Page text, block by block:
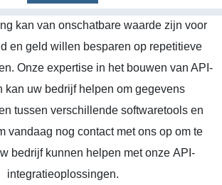
kan van onschatbare waarde zijn voor
en geld willen besparen op repetitieve
Onze expertise in het bouwen van API-
kan uw bedrijf helpen om gegevens
tussen verschillende softwaretools en
vandaag nog contact met ons op om te
bedrijf kunnen helpen met onze API-
integratieoplossingen.